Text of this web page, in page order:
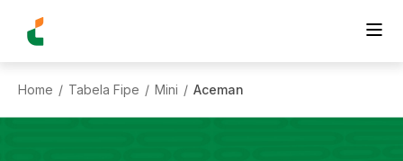
Home / Tabela Fipe / Mini / Aceman